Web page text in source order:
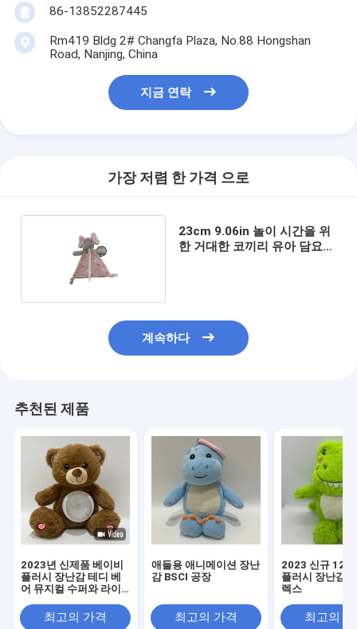
86-13852287445
Rm419 Bldg 2# Changfa Plaza, No.88 Hongshan
Road, Nanjing, China
지금 연락
가장 저렴 한 가격 으로
23cm 9.06in 놀이 시간을 위
한 거대한 코끼리 유아 담요
계속하다
추천된 제품
2023년 신제품 베이비
플러시 장난감 테디 베
어 뮤지컬 수퍼와 라이
최고의 가격
애들용 애니메이션 장난
감 BSCI 공장
최고의 가격
2023 신규
플러시 장난감
렉스
최고의